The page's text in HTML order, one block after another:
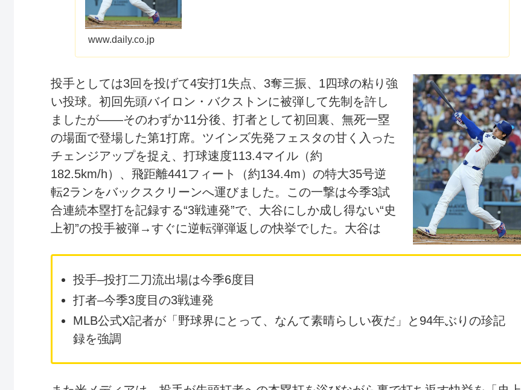
www.daily.co.jp
投手としては3回を投げて4安打1失点、3奪三振、1四球の粘り強
い投球。初回先頭バイロン・バクストンに被弾して先制を許し
ましたが――そのわずか11分後、打者として初回裏、無死一塁
の場面で登場した第1打席。ツインズ先発フェスタの甘く入った
チェンジアップを捉え、打球速度113.4マイル（約
182.5km/h）、飛距離441フィート（約134.4m）の特大35号逆
転2ランをバックスクリーンへ運びました。この一撃は今季3試
合連続本塁打を記録する“3戦連発”で、大谷にしか成し得ない“史
上初”の投手被弾→すぐに逆転弾弾返しの快挙でした。大谷は
投手–投打二刀流出場は今季6度目
打者–今季3度目の3戦連発
MLB公式X記者が「野球界にとって、なんて素晴らしい夜だ」と94年ぶりの珍記
録を強調